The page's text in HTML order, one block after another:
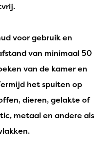
voor gebruik en
van minimaal 50
van de kamer en
het spuiten op
dieren, gelakte of
metaal en andere als